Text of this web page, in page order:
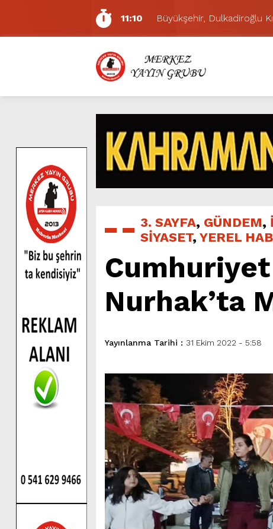
11:10
Büyükşehir, Dulkadiroğlu
5:17
Uluslararası Bisiklet
5:15
Büyükşehir, Gazneliler
6:54
Büyükşehir, Dulkadiroğlu
6:53
Büyükşehir’den
6:50
Geleneksel Ağustos
6:48
Tevfik Kadıoğlu Kavşağı
10:21
Dedublüman KAFUM’da
16:31
Yeşilçam’ın Efsanesi
11:14
Pazarcık’ta Yollar
3. SAYFA, GÜNDEM,
SİYASET, YEREL
Nurhak’ta
Yayınlanma Tarihi : 31 Ekim 2022 - 5:58